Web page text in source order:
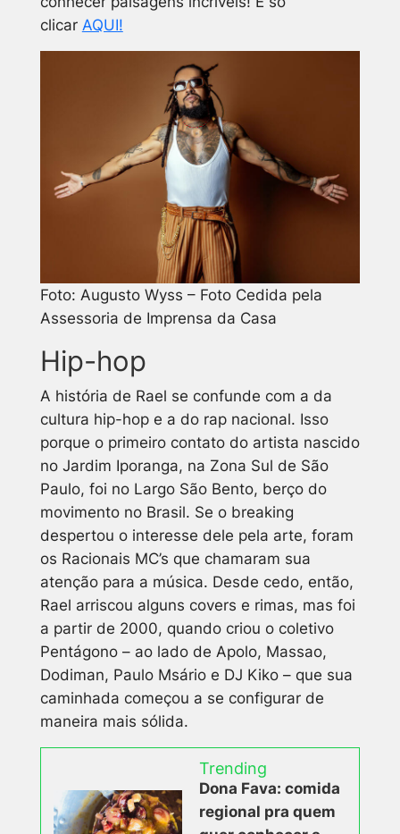
clicar AQUI!
Foto: Augusto Wyss – Foto Cedida pela
Assessoria de Imprensa da Casa
Hip-hop
A história de Rael se confunde com a da
cultura hip-hop e a do rap nacional. Isso
porque o primeiro contato do artista nascido
no Jardim Iporanga, na Zona Sul de São
Paulo, foi no Largo São Bento, berço do
movimento no Brasil. Se o breaking
despertou o interesse dele pela arte, foram
os Racionais MC’s que chamaram sua
atenção para a música. Desde cedo, então,
Rael arriscou alguns covers e rimas, mas foi
a partir de 2000, quando criou o coletivo
Pentágono – ao lado de Apolo, Massao,
Dodiman, Paulo Msário e DJ Kiko – que sua
caminhada começou a se configurar de
maneira mais sólida.
Trending
Dona Fava: comida
regional pra quem